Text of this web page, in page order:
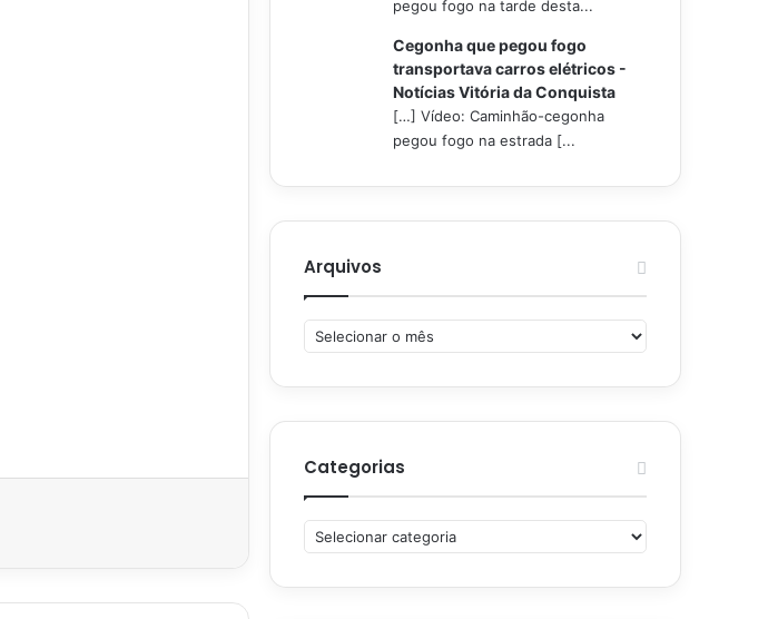
pegou fogo na tarde desta...
Cegonha que pegou fogo
transportava carros elétricos -
Notícias Vitória da Conquista
[…] Vídeo: Caminhão-cegonha
pegou fogo na estrada [...
Arquivos
Arquivos
Categorias
Categorias